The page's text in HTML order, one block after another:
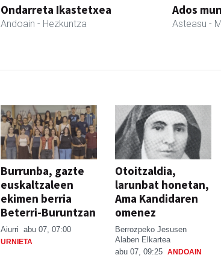
Ondarreta Ikastetxea
Andoain - Hezkuntza
Ados
Asteasu -
Burrunba, gazte
euskaltzaleen
ekimen berria
Beterri-Buruntzan
Aiurri abu 07, 07:00
URNIETA
Otoitzaldia,
larunbat honetan,
Ama Kandidaren
omenez
Berrozpeko Jesusen
Alaben Elkartea
abu 07, 09:25 ANDOAIN